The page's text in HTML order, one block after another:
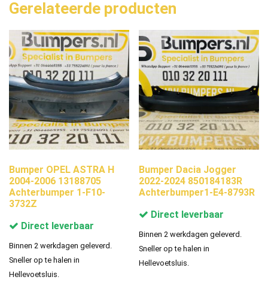
Gerelateerde producten
Bumper OPEL ASTRA H
2004-2006 13188705
Achterbumper 1-F10-
3732Z
Direct leverbaar
Binnen 2 werkdagen geleverd.
Sneller op te halen in
Hellevoetsluis.
Bumper Dacia Jogger
2022-2024 850184183R
Achterbumper1-E4-8793R
Direct leverbaar
Binnen 2 werkdagen geleverd.
Sneller op te halen in
Hellevoetsluis.